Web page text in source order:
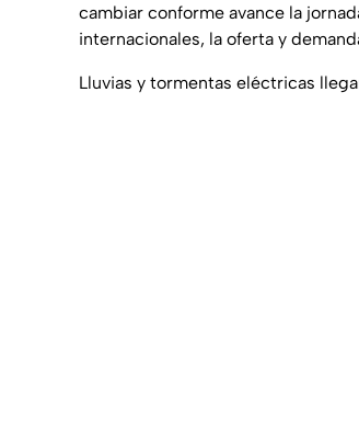
cambiar conforme avance la
internacionales, la oferta y
Lluvias y tormentas eléctricas